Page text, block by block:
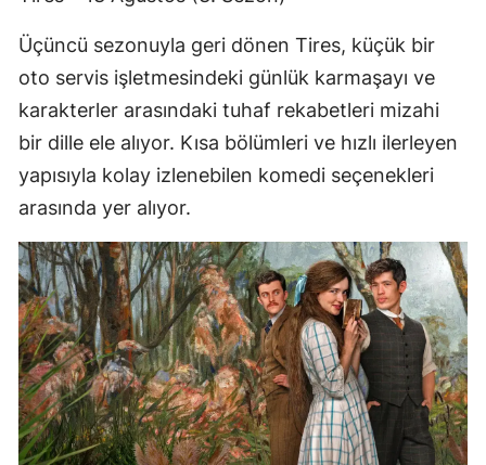
Üçüncü sezonuyla geri dönen Tires, küçük bir
oto servis işletmesindeki günlük karmaşayı ve
karakterler arasındaki tuhaf rekabetleri mizahi
bir dille ele alıyor. Kısa bölümleri ve hızlı ilerleyen
yapısıyla kolay izlenebilen komedi seçenekleri
arasında yer alıyor.